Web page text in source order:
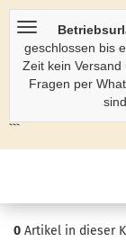
geschlossen bis
Zeit kein
Fragen per
```
0 Artikel in dieser